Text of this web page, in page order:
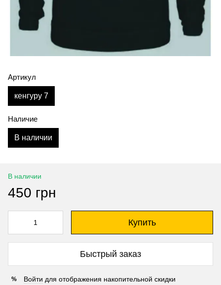
Артикул
кенгуру 7
Наличие
В наличии
В наличии
450 грн
Купить
Быстрый заказ
% Войти для отображения накопительной скидки